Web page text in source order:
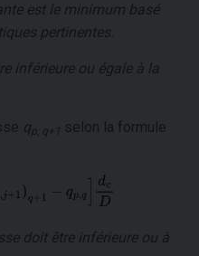
est le minimum basé
pertinentes.
inférieure ou égale à la
qp, q+1 selon la formule
doit être inférieure ou à